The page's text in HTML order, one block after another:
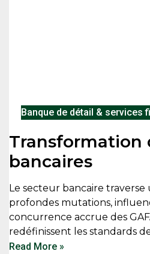
Banque de détail & services
Transformation
bancaires
Le secteur bancaire traverse
profondes mutations,
concurrence accrue des
redéfinissent les standards
Read More »